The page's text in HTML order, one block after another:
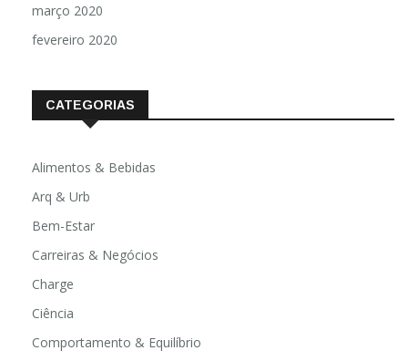
março 2020
fevereiro 2020
CATEGORIAS
Alimentos & Bebidas
Arq & Urb
Bem-Estar
Carreiras & Negócios
Charge
Ciência
Comportamento & Equilíbrio